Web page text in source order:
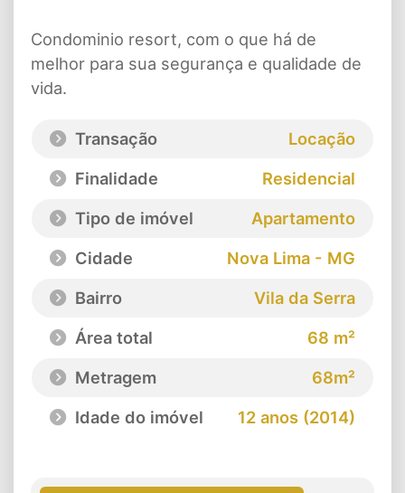
Condominio resort, com o que há de
melhor para sua segurança e qualidade de
vida.
Transação
Locação
Finalidade
Residencial
Tipo de imóvel
Apartamento
Cidade
Nova Lima - MG
Bairro
Vila da Serra
Área total
68 m²
Metragem
68m²
Idade do imóvel
12 anos (2014)